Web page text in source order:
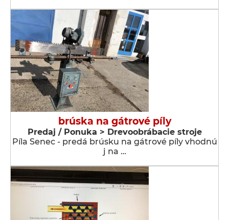
brúska na gátrové píly
Predaj / Ponuka > Drevoobrábacie stroje
Píla Senec - predá brúsku na gátrové píly vhodnú
j na …